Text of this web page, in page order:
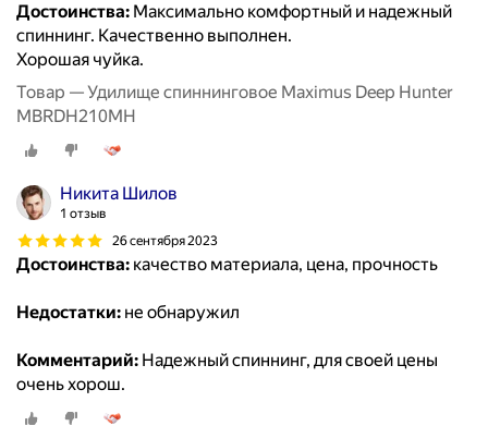
Достоинства: Максимально комфортный и надежный
спиннинг. Качественно выполнен.
Хорошая чуйка.
Товар — Удилище спиннинговое Maximus Deep Hunter
MBRDH210MH
Никита Шилов
1 отзыв
26 сентября 2023
Достоинства: качество материала, цена, прочность
Недостатки: не обнаружил
Комментарий: Надежный спиннинг, для своей цены
очень хорош.